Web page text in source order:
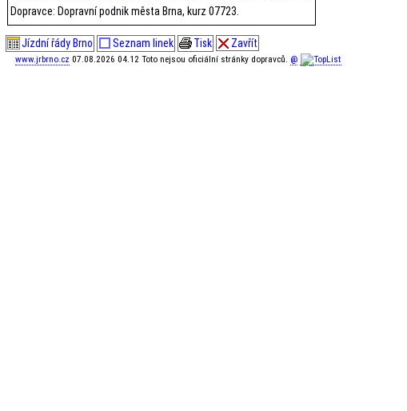
Dopravce: Dopravní podnik města Brna, kurz 07723.
Jízdní řády Brno Seznam linek Tisk Zavřít
www.jrbrno.cz 07.08.2026 04.12 Toto nejsou oficiální stránky dopravců. @